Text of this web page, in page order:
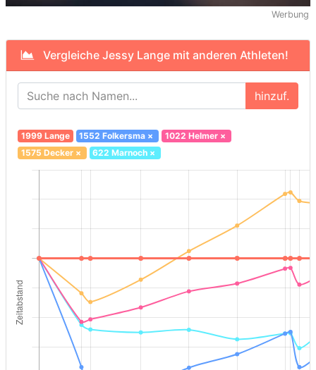
Werbung
Vergleiche Jessy Lange mit anderen Athleten!
hinzuf.
1999 Lange 1552 Folkersma × 1022 Helmer×
1575 Decker× 622 Marnoch ×